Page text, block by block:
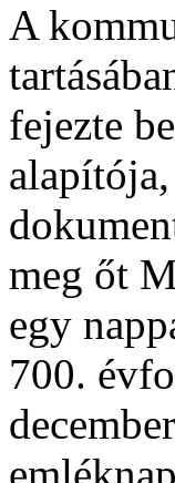
A
fejezte
meg őt
egy
700.